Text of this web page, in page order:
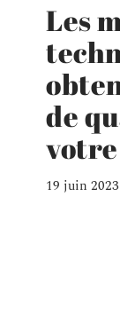
Les
de
19 juin 2023